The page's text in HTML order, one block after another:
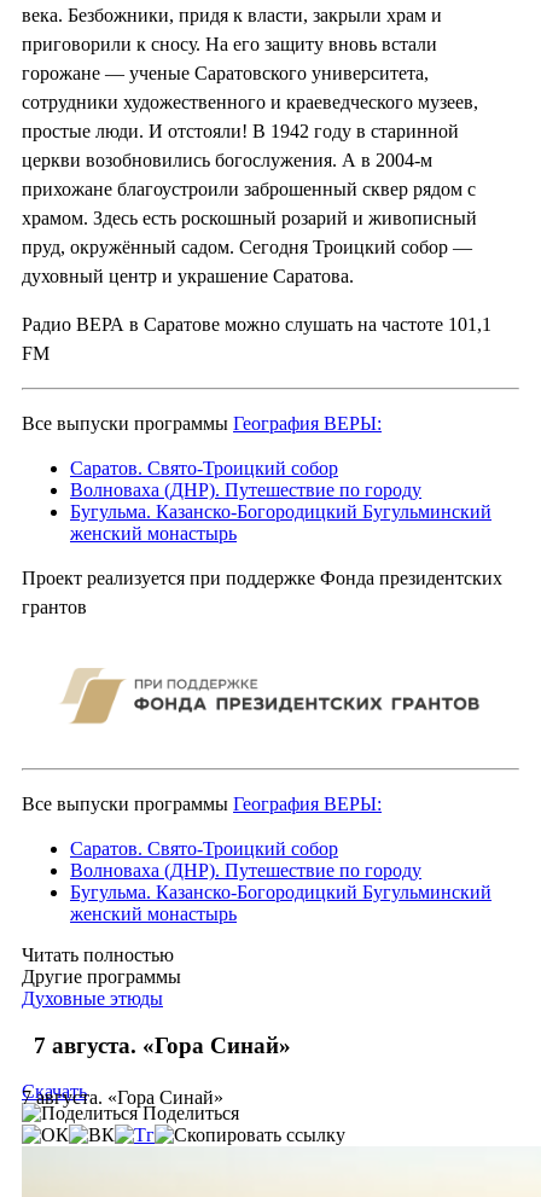
века. Безбожники, придя к власти, закрыли храм и
приговорили к сносу. На его защиту вновь встали
горожане — ученые Саратовского университета,
сотрудники художественного и краеведческого музеев,
простые люди. И отстояли! В 1942 году в старинной
церкви возобновились богослужения. А в 2004-м
прихожане благоустроили заброшенный сквер рядом с
храмом. Здесь есть роскошный розарий и живописный
пруд, окружённый садом. Сегодня Троицкий собор —
духовный центр и украшение Саратова.
Радио ВЕРА в Саратове можно слушать на частоте 101,1
FM
Все выпуски программы География ВЕРЫ:
Саратов. Свято-Троицкий собор
Волноваха (ДНР). Путешествие по городу
Бугульма. Казанско-Богородицкий Бугульминский
женский монастырь
Проект реализуется при поддержке Фонда президентских
грантов
Все выпуски программы География ВЕРЫ:
Саратов. Свято-Троицкий собор
Волноваха (ДНР). Путешествие по городу
Бугульма. Казанско-Богородицкий Бугульминский
женский монастырь
Читать полностью
Другие программы
Духовные этюды
7 августа. «Гора Синай»
7 августа. «Гора Синай»
Скачать
Поделиться